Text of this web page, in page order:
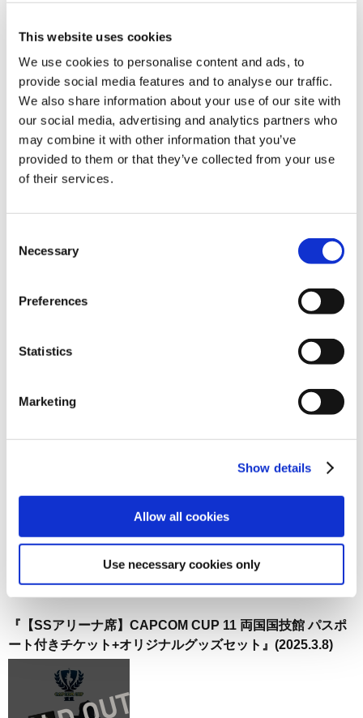
This website uses cookies
We use cookies to personalise content and ads, to
provide social media features and to analyse our traffic.
We also share information about your use of our site with
our social media, advertising and analytics partners who
may combine it with other information that you’ve
provided to them or that they’ve collected from your use
of their services.
Selection
Necessary
Preferences
Statistics
Marketing
Show details
Allow all cookies
Use necessary cookies only
34,490円(税込)
在庫：× |1724ポイント
お届け開始日： 2023/06/02 ～
在庫：○ |1375ポイント
カプコンフィギュアビルダー クリエイターズモデル ストリ
27,500円(税込)
お届け開始日： 2025/03/05 ～
『【SSアリーナ席】CAPCOM CUP 11 両国国技館 パスポ
ート付きチケット+オリジナルグッズセット』(2025.3.8)